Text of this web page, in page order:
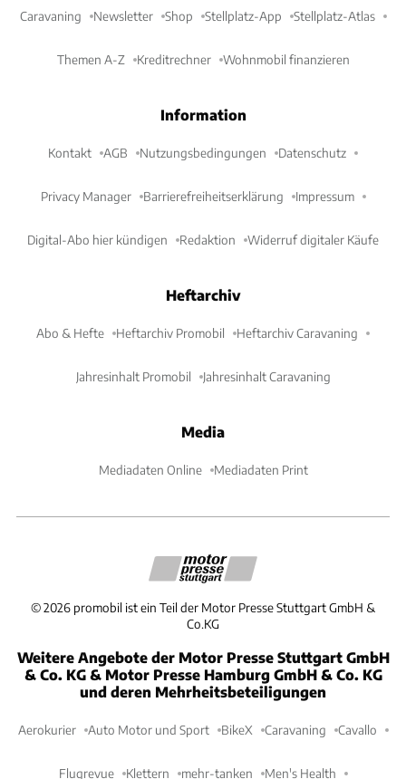
Caravaning Newsletter Shop Stellplatz-App Stellplatz-Atlas
Themen A-Z Kreditrechner Wohnmobil finanzieren
Information
Kontakt AGB Nutzungsbedingungen Datenschutz
Privacy Manager Barrierefreiheitserklärung Impressum
Digital-Abo hier kündigen Redaktion Widerruf digitaler Käufe
Heftarchiv
Abo & Hefte Heftarchiv Promobil Heftarchiv Caravaning
Jahresinhalt Promobil Jahresinhalt Caravaning
Media
Mediadaten Online Mediadaten Print
©2026 promobil ist ein Teil der Motor Presse Stuttgart GmbH &
Co.KG
Weitere Angebote der Motor Presse Stuttgart GmbH
& Co. KG & Motor Presse Hamburg GmbH & Co. KG
und deren Mehrheitsbeteiligungen
Aerokurier Auto Motor und Sport BikeX Caravaning Cavallo
Flugrevue Klettern mehr-tanken Men's Health